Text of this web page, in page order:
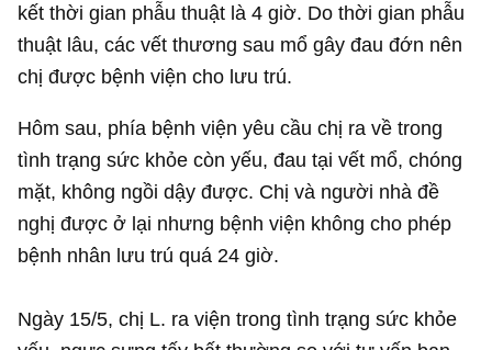
kết thời gian phẫu thuật là 4 giờ. Do thời gian phẫu
thuật lâu, các vết thương sau mổ gây đau đớn nên
chị được bệnh viện cho lưu trú.
Hôm sau, phía bệnh viện yêu cầu chị ra về trong
tình trạng sức khỏe còn yếu, đau tại vết mổ, chóng
mặt, không ngồi dậy được. Chị và người nhà đề
nghị được ở lại nhưng bệnh viện không cho phép
bệnh nhân lưu trú quá 24 giờ.
Ngày 15/5, chị L. ra viện trong tình trạng sức khỏe